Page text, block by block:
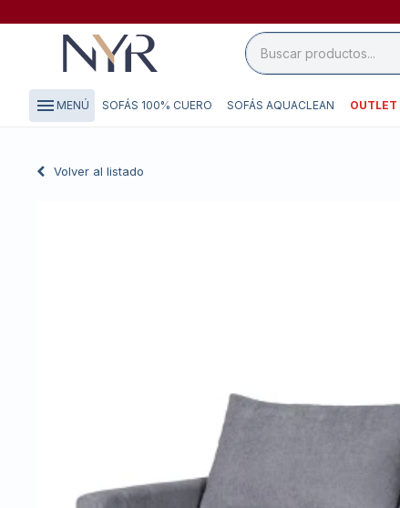
menu MENÚ SOFÁS 100% CUERO SOFÁS AQUACLEAN OUTLET
Volver al listado
close